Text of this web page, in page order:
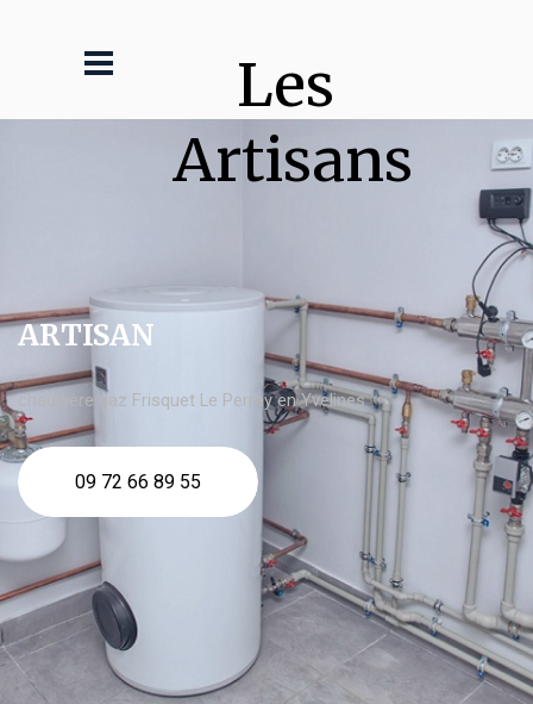
Les
Artisans
ARTISAN
chaudière gaz Frisquet Le Perray en Yvelines
09 72 66 89 55